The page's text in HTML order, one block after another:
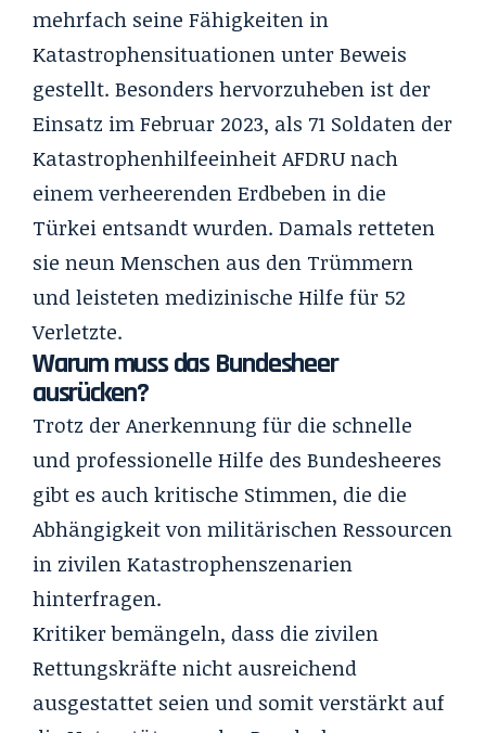
mehrfach seine Fähigkeiten in
Katastrophensituationen unter Beweis
gestellt. Besonders hervorzuheben ist der
Einsatz im Februar 2023, als 71 Soldaten der
Katastrophenhilfeeinheit AFDRU nach
einem verheerenden Erdbeben in die
Türkei entsandt wurden. Damals retteten
sie neun Menschen aus den Trümmern
und leisteten medizinische Hilfe für 52
Verletzte.
Warum muss das Bundesheer
ausrücken?
Trotz der Anerkennung für die schnelle
und professionelle Hilfe des Bundesheeres
gibt es auch kritische Stimmen, die die
Abhängigkeit von militärischen Ressourcen
in zivilen Katastrophenszenarien
hinterfragen.
Kritiker bemängeln, dass die zivilen
Rettungskräfte nicht ausreichend
ausgestattet seien und somit verstärkt auf